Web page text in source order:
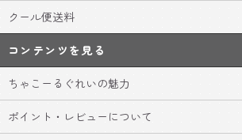
クール便送料
コンテンツを見る
ちゃこーるぐれいの魅力
ポイント・レビューについて